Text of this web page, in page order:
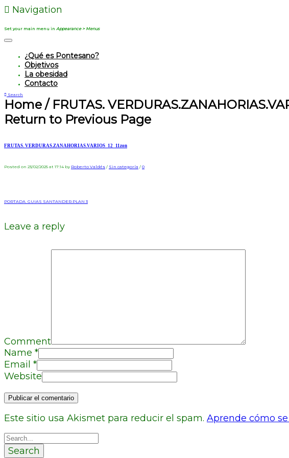
Navigation
Set your main menu in Appearance > Menus
¿Qué es Pontesano?
Objetivos
La obesidad
Contacto
Search
Home / FRUTAS.
Return to Previous Page
FRUTAS. VERDURAS.ZANAHORIAS.VARIOS_12_11zon
Posted on 23/02/2025 at 17:14 by Roberto Valdés / Sin categoría / 0
PORTADA. GUIAS SANTANDER.PLAN 3
Leave a reply
Comment
Name *
Email *
Website
Este sitio usa Akismet para reducir el spam. Aprende cómo
Search